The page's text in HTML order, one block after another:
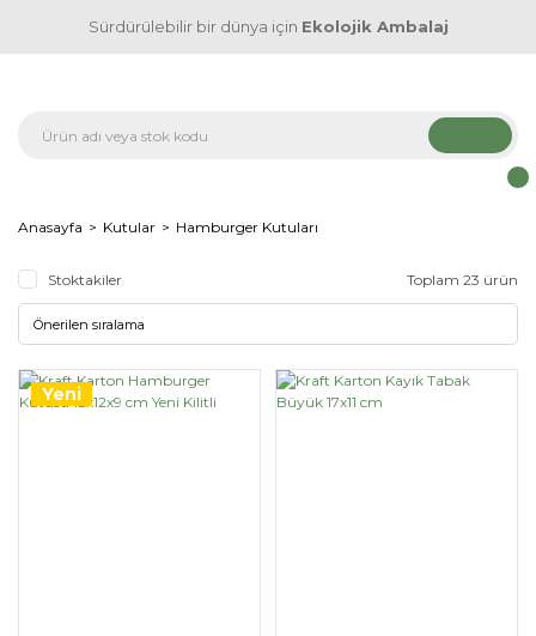
Sürdürülebilir bir dünya için Ekolojik Ambalaj
Anasayfa Kutular Hamburger Kutuları
Stoktakiler Toplam 23 ürün
Yeni